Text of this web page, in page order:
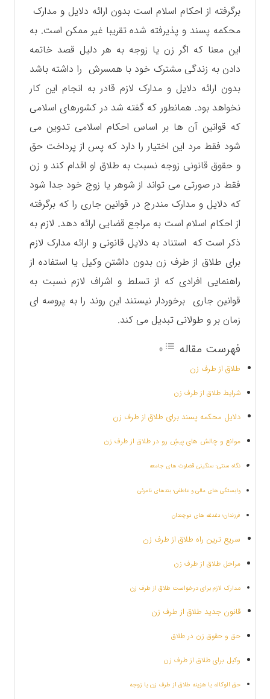
برگرفته از احکام اسلام است بدون ارائه دلایل و مدارک
محکمه پسند و پذیرفته شده تقریبا غیر ممکن است. به
این معنا که اگر زن یا زوجه به هر دلیل قصد خاتمه
دادن به زندگی مشترک خود با همسرش را داشته باشد
بدون ارائه دلایل و مدارک لازم قادر به انجام این کار
نخواهد بود. همانطور که گفته شد در کشورهای اسلامی
که قوانین آن ها بر اساس احکام اسلامی تدوین می
شود فقط مرد این اختیار را دارد که پس از پرداخت حق
و حقوق قانونی زوجه نسبت به طلاق او اقدام کند و زن
فقط در صورتی می تواند از شوهر یا زوج خود جدا شود
که دلایل و مدارک مندرج در قوانین جاری را که برگرفته
از احکام اسلام است به مراجع قضایی ارائه دهد. لازم به
ذکر است که استناد به دلایل قانونی و ارائه مدارک لازم
برای طلاق از طرف زن بدون داشتن وکیل یا استفاده از
راهنمایی افرادی که از تسلط و اشراف لازم نسبت به
قوانین جاری برخوردار نیستند این روند را به پروسه ای
زمان بر و طولانی تبدیل می کند.
فهرست مقاله
طلاق از طرف زن
شرایط طلاق از طرف زن
دلایل محکمه پسند برای طلاق از طرف زن
موانع و چالش های پیشِ رو در طلاق از طرف زن
نگاه سنتی؛ سنگینی قضاوت های جامعه
وابستگی های مالی و عاطفی؛ بندهای نامرئی
فرزندان؛ دغدغه های دوچندان
سریع ترین راه طلاق از طرف زن
مراحل طلاق از طرف زن
مدارک لازم برای درخواست طلاق از طرف زن
قانون جدید طلاق از طرف زن
حق و حقوق زن در طلاق
وکیل برای طلاق از طرف زن
حق الوکاله یا هزینه طلاق از طرف زن یا زوجه